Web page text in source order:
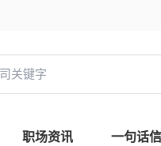
职场资讯 一句话